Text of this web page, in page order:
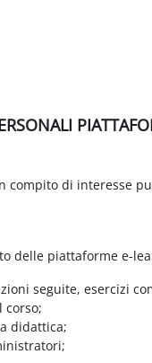
compito di interesse
delle piattaforme e-
seguite, esercizi
corso;
didattica;